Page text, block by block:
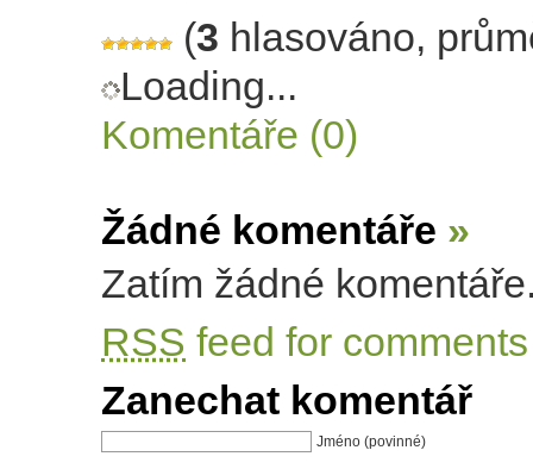
(3 hlasováno,
Loading...
Komentáře (0)
Žádné komentáře »
Zatím žádné
RSS feed for
Zanechat komentář
Jméno (povinné)